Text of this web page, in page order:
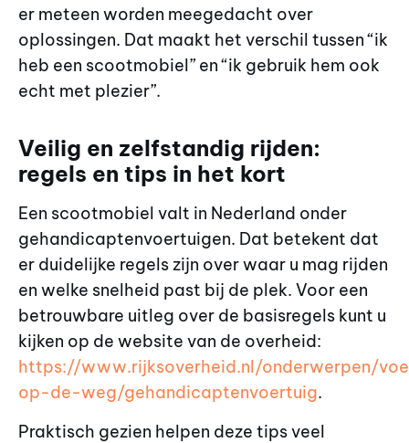
er meteen worden meegedacht over
oplossingen. Dat maakt het verschil tussen “ik
heb een scootmobiel” en “ik gebruik hem ook
echt met plezier”.
Veilig en zelfstandig rijden:
regels en tips in het kort
Een scootmobiel valt in Nederland onder
gehandicaptenvoertuigen. Dat betekent dat
er duidelijke regels zijn over waar u mag rijden
en welke snelheid past bij de plek. Voor een
betrouwbare uitleg over de basisregels kunt u
kijken op de website van de overheid:
https://www.rijksoverheid.nl/onderwerpen/
op-de-weg/gehandicaptenvoertuig.
Praktisch gezien helpen deze tips veel